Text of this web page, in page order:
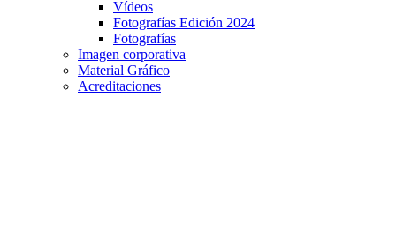
Vídeos
Fotografías Edición 2024
Fotografías
Imagen corporativa
Material Gráfico
Acreditaciones